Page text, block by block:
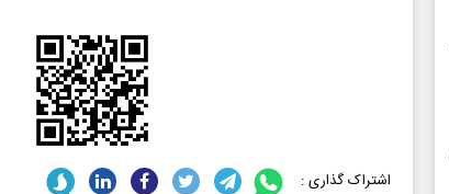
اشتراک گذاری :